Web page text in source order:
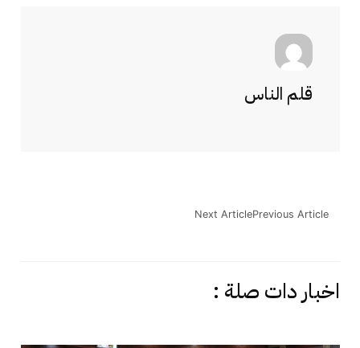
قلم الناس
Previous Article
Next Article
اخبار دات صلة :